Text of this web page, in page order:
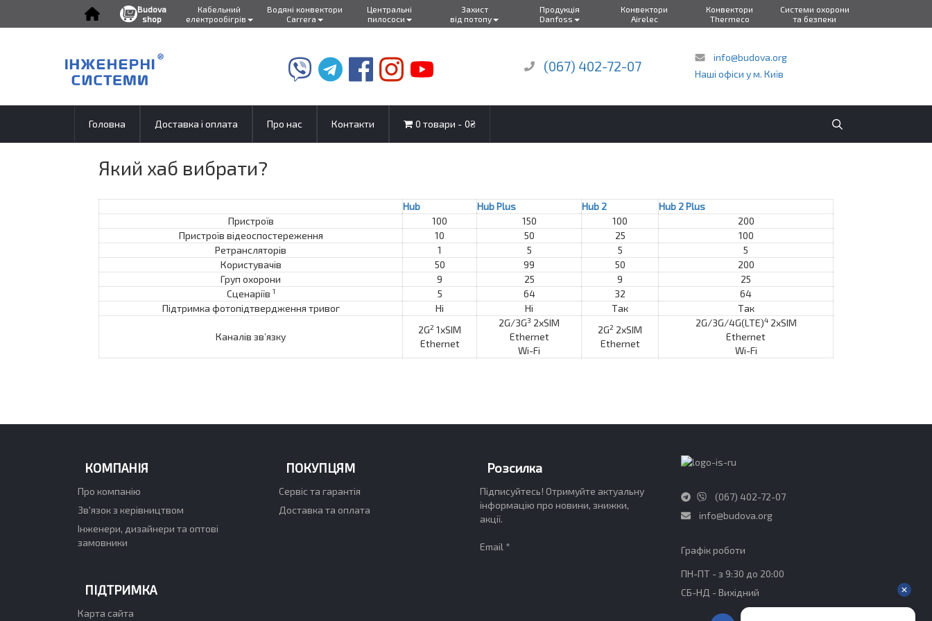
(067) 402-72-07
info@budova.org
Наші офіси у м. Київ
Головна Доставка і оплата Про нас Контакти 0 товари 0₴
Який хаб вибрати?
Hub Hub Plus Hub 2
Hub 2 Plus
Пристроїв
100 150 100
200
Пристроїв відеоспостереження
10 50 25
100
Ретрансляторів
1 5 5
5
Користувачів
50 99 50
200
Груп охорони
9 25 9
25
Сценаріїв 1 5 64 32
64
Підтримка фотопідтвердження тривог
Ні Ні Так Так
Каналів зв’язку
2G2 1xSIM
Ethernet
2G/3G3 2хSIM
Ethernet
Wi-Fi
2G2 2хSIM
Ethernet
2G/3G/4G(LTE)42хSIM
Ethernet
Wi-Fi
КОМПАНІЯ
Про компанію
Зв'язок з керівництвом
Інженери, дизайнери та оптові
замовники
ПІДТРИМКА
Карта сайта
ПОКУПЦЯМ
Сервіс та гарантія
Доставка та оплата
Розсилка
Підписуйтесь! Отримуйте актуальну
інформацію про новини, знижки,
акції.
Email *
(067) 402-72-07
info@budova.org
Графік роботи​
ПН-ПТ - з 9:30 до 20:00
СБ-НД - Вихідний
Budova
shop
Кабельний
електрообігрів
Водяні конвектори
Carrera
Центральні
пилососи
Захист
від потопу
Продукція
Danfoss
Конвектори
Airelec
Конвектори
Thermeco
Системи охорони
та безпеки